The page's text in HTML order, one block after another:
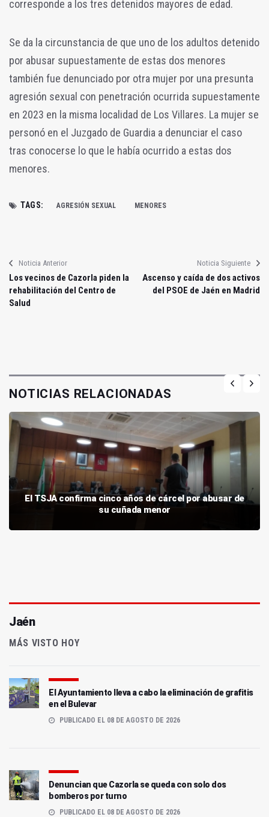
corresponde a los tres detenidos mayores de edad.
Se da la circunstancia de que uno de los adultos detenido
por abusar supuestamente de estas dos menores
también fue denunciado por otra mujer por una presunta
agresión sexual con penetración ocurrida supuestamente
en 2023 en la misma localidad de Los Villares. La mujer se
personó en el Juzgado de Guardia a denunciar el caso
tras conocerse lo que le había ocurrido a estas dos
menores.
TAGS: AGRESIÓN SEXUAL MENORES
Noticia Anterior
Los vecinos de Cazorla piden la
rehabilitación del Centro de
Salud
Noticia Siguiente
Ascenso y caída de dos activos
del PSOE de Jaén en Madrid
NOTICIAS RELACIONADAS
El TSJA confirma cinco años de cárcel por abusar de
su cuñada menor
Jaén
MÁS VISTO HOY
El Ayuntamiento lleva a cabo la eliminación de grafitis
en el Bulevar
PUBLICADO EL 08 DE AGOSTO DE 2026
Denuncian que Cazorla se queda con solo dos
bomberos por turno
PUBLICADO EL 08 DE AGOSTO DE 2026